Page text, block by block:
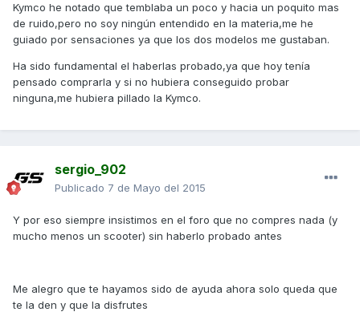
Kymco he notado que temblaba un poco y hacia un poquito mas
de ruido,pero no soy ningún entendido en la materia,me he
guiado por sensaciones ya que los dos modelos me gustaban.
Ha sido fundamental el haberlas probado,ya que hoy tenía
pensado comprarla y si no hubiera conseguido probar
ninguna,me hubiera pillado la Kymco.
sergio_902
Publicado 7 de Mayo del 2015
Y por eso siempre insistimos en el foro que no compres nada (y
mucho menos un scooter) sin haberlo probado antes
Me alegro que te hayamos sido de ayuda ahora solo queda que
te la den y que la disfrutes